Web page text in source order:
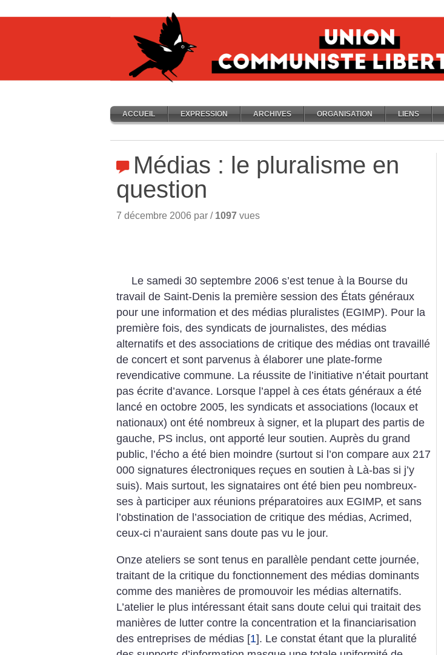
ACCUEIL EXPRESSION ARCHIVES ORGANISATION LIENS
Médias : le pluralisme en
question
7 décembre 2006 par / 1097 vues
Le samedi 30 septembre 2006 s’est tenue à la Bourse du
travail de Saint-Denis la première session des États généraux
pour une information et des médias pluralistes (EGIMP). Pour la
première fois, des syndicats de journalistes, des médias
alternatifs et des associations de critique des médias ont travaillé
de concert et sont parvenus à élaborer une plate-forme
revendicative commune. La réussite de l’initiative n’était pourtant
pas écrite d’avance. Lorsque l’appel à ces états généraux a été
lancé en octobre 2005, les syndicats et associations (locaux et
nationaux) ont été nombreux à signer, et la plupart des partis de
gauche, PS inclus, ont apporté leur soutien. Auprès du grand
public, l’écho a été bien moindre (surtout si l’on compare aux 217
000 signatures électroniques reçues en soutien à Là-bas si j’y
suis). Mais surtout, les signataires ont été bien peu nombreux-
ses à participer aux réunions préparatoires aux EGIMP, et sans
l’obstination de l’association de critique des médias, Acrimed,
ceux-ci n’auraient sans doute pas vu le jour.
Onze ateliers se sont tenus en parallèle pendant cette journée,
traitant de la critique du fonctionnement des médias dominants
comme des manières de promouvoir les médias alternatifs.
L’atelier le plus intéressant était sans doute celui qui traitait des
manières de lutter contre la concentration et la financiarisation
des entreprises de médias [1]. Le constat étant que la pluralité